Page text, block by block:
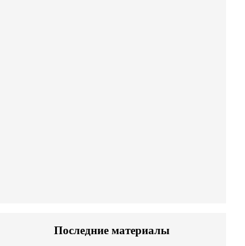
Последние материалы